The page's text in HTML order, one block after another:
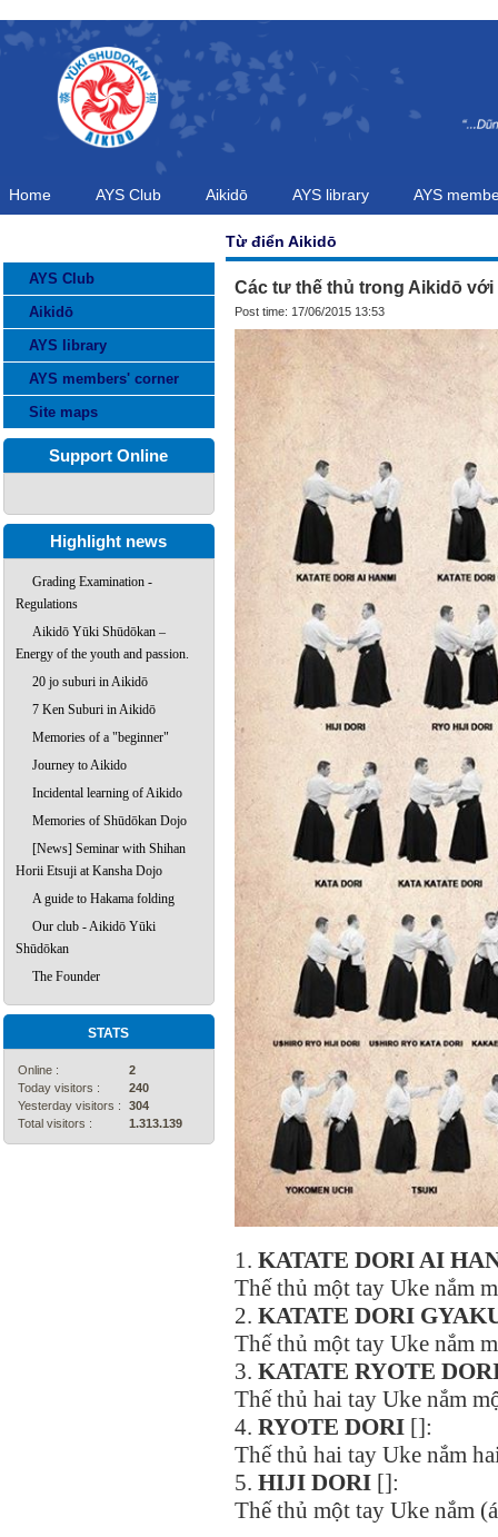
Home AYS Club Aikidō AYS library AYS
AYS Club
Aikidō
AYS library
AYS members' corner
Site maps
Support Online
Highlight news
Grading Examination -
Regulations
Aikidō Yūki Shūdōkan –
Energy of the youth and passion.
20 jo suburi in Aikidō
7 Ken Suburi in Aikidō
Memories of a "beginner"
Journey to Aikido
Incidental learning of Aikido
Memories of Shūdōkan Dojo
[News] Seminar with Shihan
Horii Etsuji at Kansha Dojo
A guide to Hakama folding
Our club - Aikidō Yūki
Shūdōkan
The Founder
STATS
Online :
2
Today visitors :
240
Yesterday visitors :
304
Total visitors :
1.313.139
Từ điển Aikidō
Các tư thế thủ trong Aikidō
Post time: 17/06/2015 13:53
1. KATATE DORIAI
Thế thủ một tay Uke nắm
2. KATATE DORI
Thế thủ một tay Uke nắm
3. KATATE RYOTE
Thế thủ hai tay Uke nắm
4. RYOTE DORI []:
Thế thủ hai tay Uke nắm
5. HIJI DORI []:
Thế thủ một tay Uke nắm